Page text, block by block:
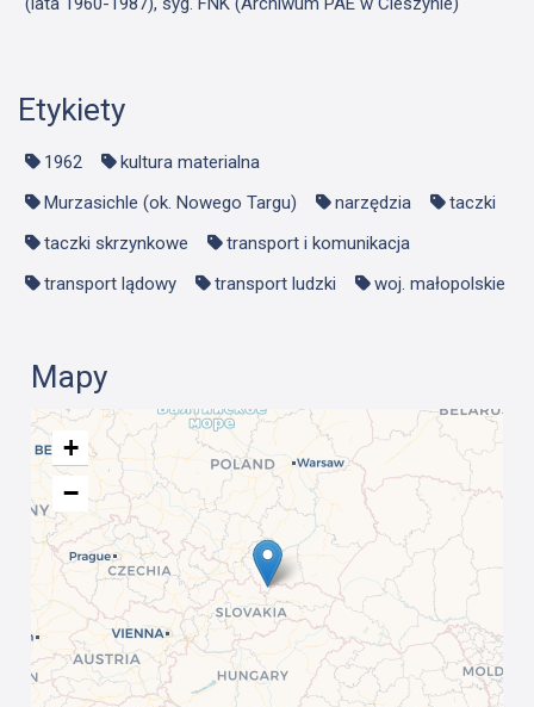
Etykiety
1962
kultura materialna
Murzasichle (ok. Nowego Targu)
narzędzia
taczki
taczki skrzynkowe
transport i komunikacja
transport lądowy
transport ludzki woj. małopolskie
Mapy
+
−